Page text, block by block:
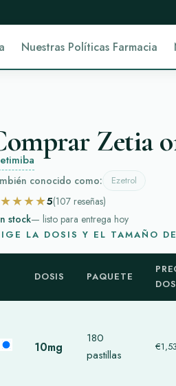
Nuestras Políticas Farmacia
Zetia
conocido como: Ezetrol
5(107 reseñas)
stock— listo para entrega hoy
LA DOSIS Y EL TAMAÑO
DOSIS PAQUETE
10mg
180
pastillas
€1,53